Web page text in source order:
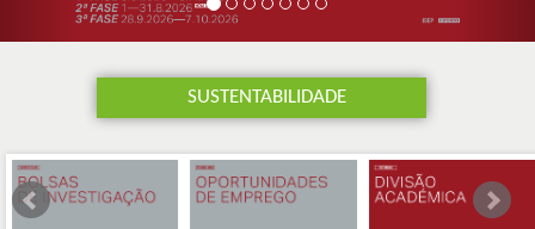
SUSTENTABILIDADE